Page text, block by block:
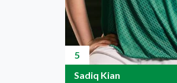
5
Sadiq Kian